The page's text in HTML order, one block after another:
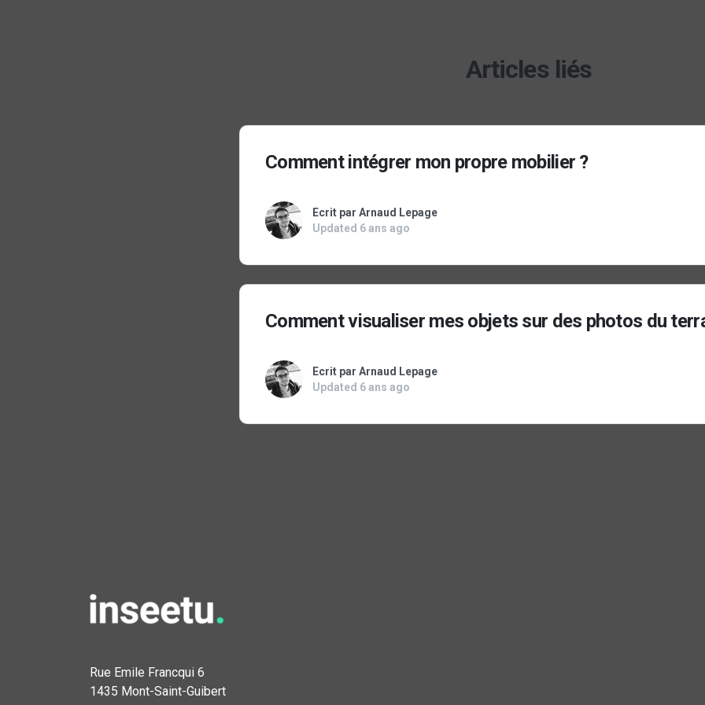
Articles liés
Comment intégrer mon propre mobilier ?
Ecrit par Arnaud Lepage
Updated 6 ans ago
Comment visualiser mes objets sur des photos du
Ecrit par Arnaud Lepage
Updated 6 ans ago
Rue Emile Francqui 6
1435 Mont-Saint-Guibert